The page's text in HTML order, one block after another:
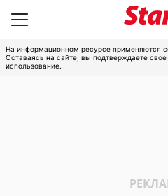
На информационном ресурсе применяются
Оставаясь на сайте, вы подтверждаете свое
использование.